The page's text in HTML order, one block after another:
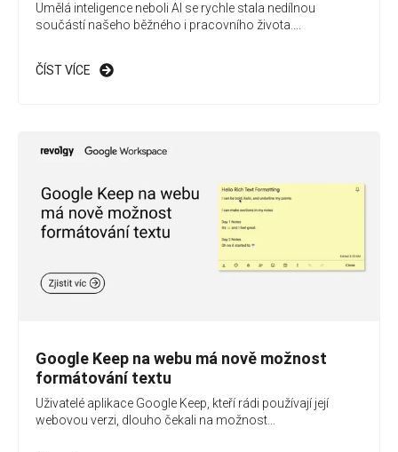
Umělá inteligence neboli AI se rychle stala nedílnou
součástí našeho běžného i pracovního života....
ČÍST VÍCE
Google Keep na webu má nově možnost
formátování textu
Uživatelé aplikace Google Keep, kteří rádi používají její
webovou verzi, dlouho čekali na možnost...